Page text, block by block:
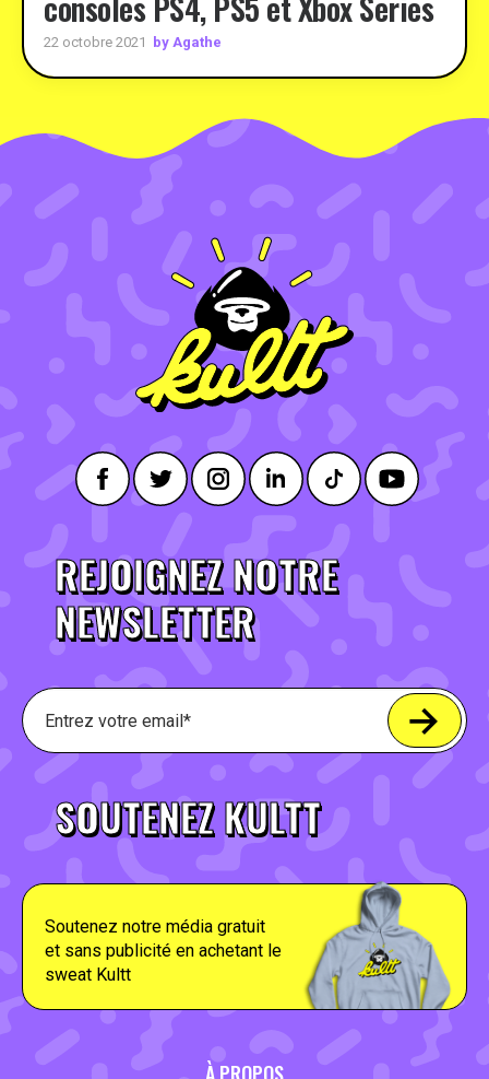
22 octobre 2021 by Agathe
REJOIGNEZ NOTRE
NEWSLETTER
SOUTENEZ KULTT
Soutenez notre média gratuit
et sans publicité en achetant le
sweat Kultt